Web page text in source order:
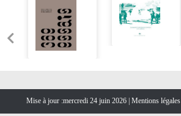
Mise à jour :mercredi 24 juin 2026 | Mentions légales